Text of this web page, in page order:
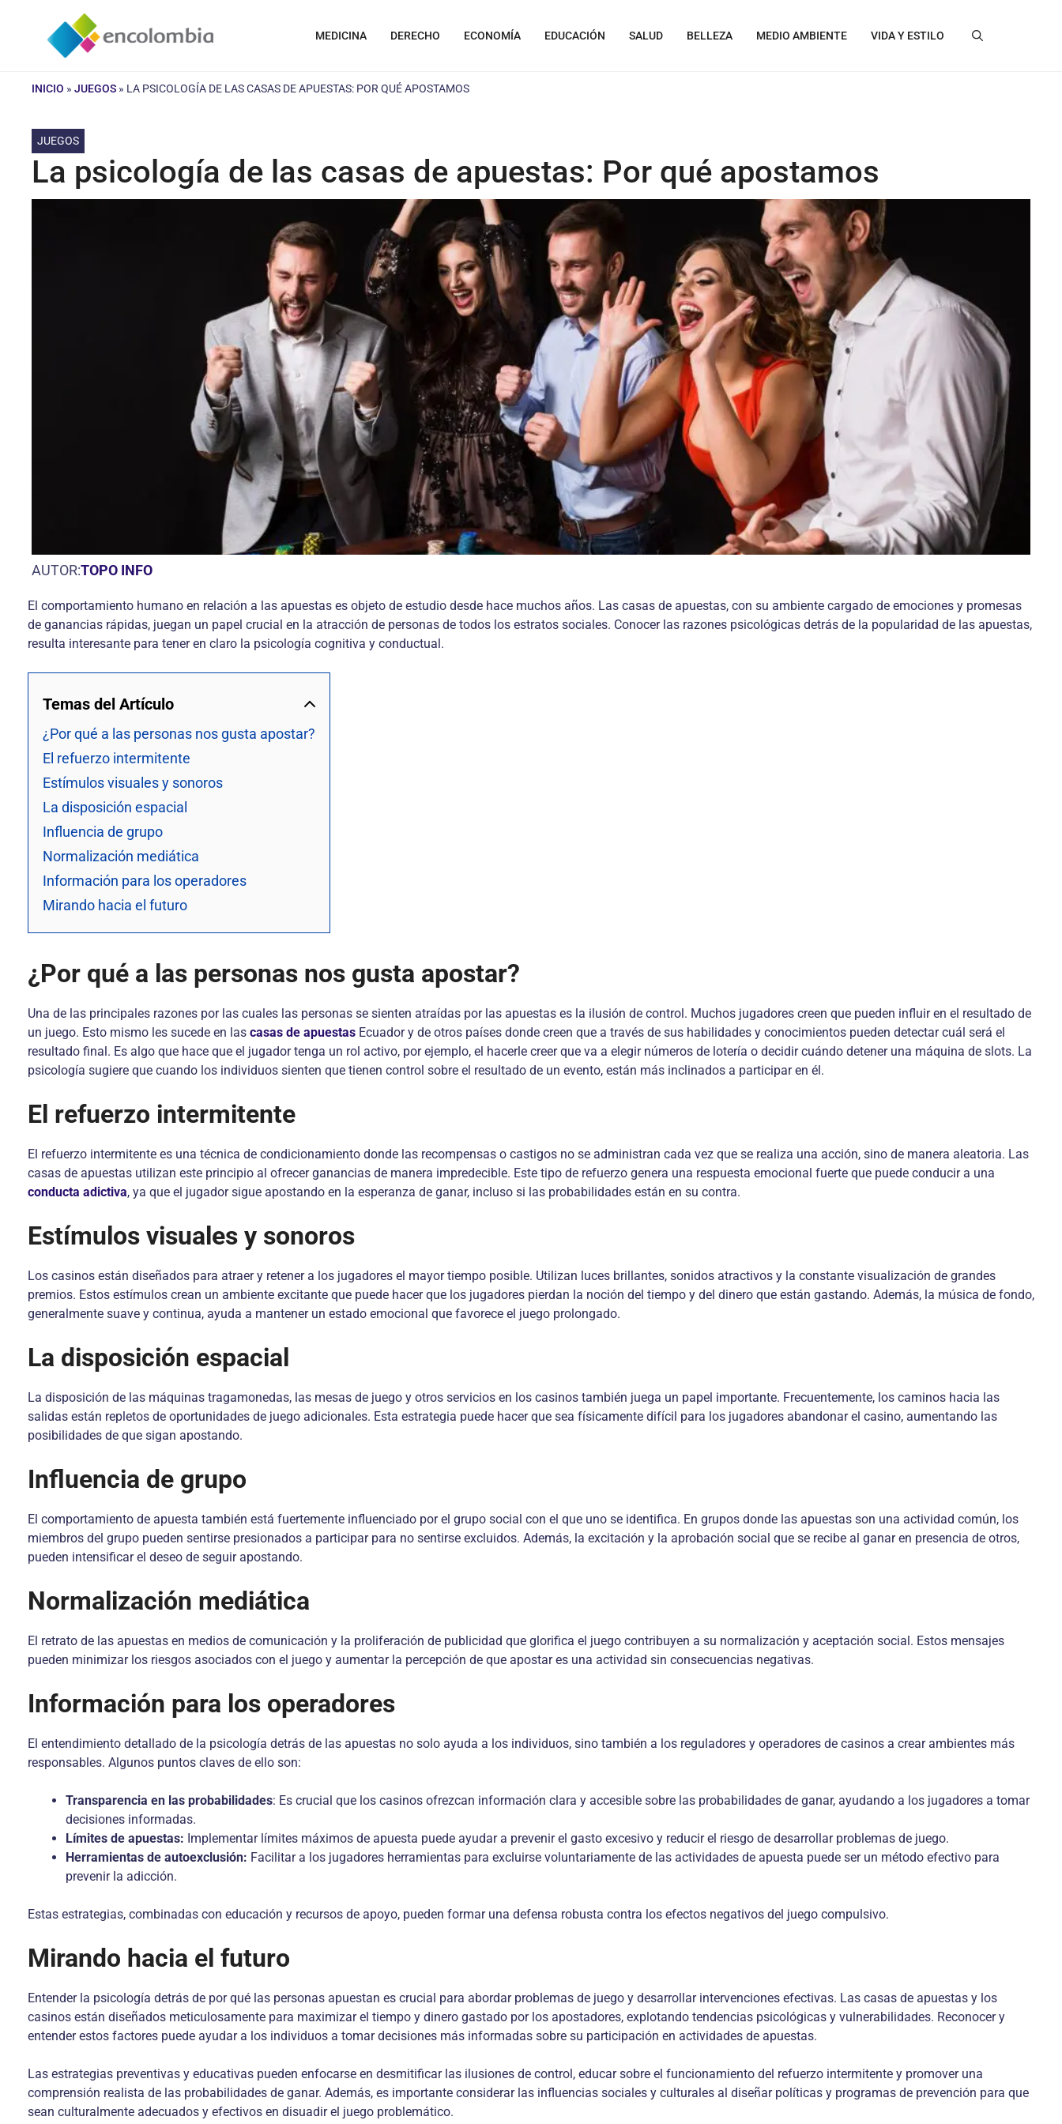
contenido
MEDICINA DERECHO ECONOMÍA EDUCACIÓN SALUD BELLEZA MEDIO AMBIENTE VIDA Y ESTILO
INICIO » JUEGOS » LA PSICOLOGÍA DE LAS CASAS DE APUESTAS: POR QUÉ APOSTAMOS
JUEGOS
La psicología de las casas de apuestas: Por qué apostamos
AUTOR:TOPO INFO
El comportamiento humano en relación a las apuestas es objeto de estudio desde hace muchos años. Las casas de apuestas, con su ambiente cargado de emociones y promesas
de ganancias rápidas, juegan un papel crucial en la atracción de personas de todos los estratos sociales. Conocer las razones psicológicas detrás de la popularidad de las apuestas,
resulta interesante para tener en claro la psicología cognitiva y conductual.
Temas del Artículo
¿Por qué a las personas nos gusta apostar?
El refuerzo intermitente
Estímulos visuales y sonoros
La disposición espacial
Influencia de grupo
Normalización mediática
Información para los operadores
Mirando hacia el futuro
¿Por qué a las personas nos gusta apostar?
Una de las principales razones por las cuales las personas se sienten atraídas por las apuestas es la ilusión de control. Muchos jugadores creen que pueden influir en el resultado de
un juego. Esto mismo les sucede en las casas de apuestas Ecuador y de otros países donde creen que a través de sus habilidades y conocimientos pueden detectar cuál será el
resultado final. Es algo que hace que el jugador tenga un rol activo, por ejemplo, el hacerle creer que va a elegir números de lotería o decidir cuándo detener una máquina de slots. La
psicología sugiere que cuando los individuos sienten que tienen control sobre el resultado de un evento, están más inclinados a participar en él.
El refuerzo intermitente
El refuerzo intermitente es una técnica de condicionamiento donde las recompensas o castigos no se administran cada vez que se realiza una acción, sino de manera aleatoria. Las
casas de apuestas utilizan este principio al ofrecer ganancias de manera impredecible. Este tipo de refuerzo genera una respuesta emocional fuerte que puede conducir a una
conducta adictiva, ya que el jugador sigue apostando en la esperanza de ganar, incluso si las probabilidades están en su contra.
Estímulos visuales y sonoros
Los casinos están diseñados para atraer y retener a los jugadores el mayor tiempo posible. Utilizan luces brillantes, sonidos atractivos y la constante visualización de grandes
premios. Estos estímulos crean un ambiente excitante que puede hacer que los jugadores pierdan la noción del tiempo y del dinero que están gastando. Además, la música de fondo,
generalmente suave y continua, ayuda a mantener un estado emocional que favorece el juego prolongado.
La disposición espacial
La disposición de las máquinas tragamonedas, las mesas de juego y otros servicios en los casinos también juega un papel importante. Frecuentemente, los caminos hacia las
salidas están repletos de oportunidades de juego adicionales. Esta estrategia puede hacer que sea físicamente difícil para los jugadores abandonar el casino, aumentando las
posibilidades de que sigan apostando.
Influencia de grupo
El comportamiento de apuesta también está fuertemente influenciado por el grupo social con el que uno se identifica. En grupos donde las apuestas son una actividad común, los
miembros del grupo pueden sentirse presionados a participar para no sentirse excluidos. Además, la excitación y la aprobación social que se recibe al ganar en presencia de otros,
pueden intensificar el deseo de seguir apostando.
Normalización mediática
El retrato de las apuestas en medios de comunicación y la proliferación de publicidad que glorifica el juego contribuyen a su normalización y aceptación social. Estos mensajes
pueden minimizar los riesgos asociados con el juego y aumentar la percepción de que apostar es una actividad sin consecuencias negativas.
Información para los operadores
El entendimiento detallado de la psicología detrás de las apuestas no solo ayuda a los individuos, sino también a los reguladores y operadores de casinos a crear ambientes más
responsables. Algunos puntos claves de ello son:
Transparencia en las probabilidades: Es crucial que los casinos ofrezcan información clara y accesible sobre las probabilidades de ganar, ayudando a los jugadores a tomar
decisiones informadas.
Límites de apuestas: Implementar límites máximos de apuesta puede ayudar a prevenir el gasto excesivo y reducir el riesgo de desarrollar problemas de juego.
Herramientas de autoexclusión: Facilitar a los jugadores herramientas para excluirse voluntariamente de las actividades de apuesta puede ser un método efectivo para
prevenir la adicción.
Estas estrategias, combinadas con educación y recursos de apoyo, pueden formar una defensa robusta contra los efectos negativos del juego compulsivo.
Mirando hacia el futuro
Entender la psicología detrás de por qué las personas apuestan es crucial para abordar problemas de juego y desarrollar intervenciones efectivas. Las casas de apuestas y los
casinos están diseñados meticulosamente para maximizar el tiempo y dinero gastado por los apostadores, explotando tendencias psicológicas y vulnerabilidades. Reconocer y
entender estos factores puede ayudar a los individuos a tomar decisiones más informadas sobre su participación en actividades de apuestas.
Las estrategias preventivas y educativas pueden enfocarse en desmitificar las ilusiones de control, educar sobre el funcionamiento del refuerzo intermitente y promover una
comprensión realista de las probabilidades de ganar. Además, es importante considerar las influencias sociales y culturales al diseñar políticas y programas de prevención para que
sean culturalmente adecuados y efectivos en disuadir el juego problemático.